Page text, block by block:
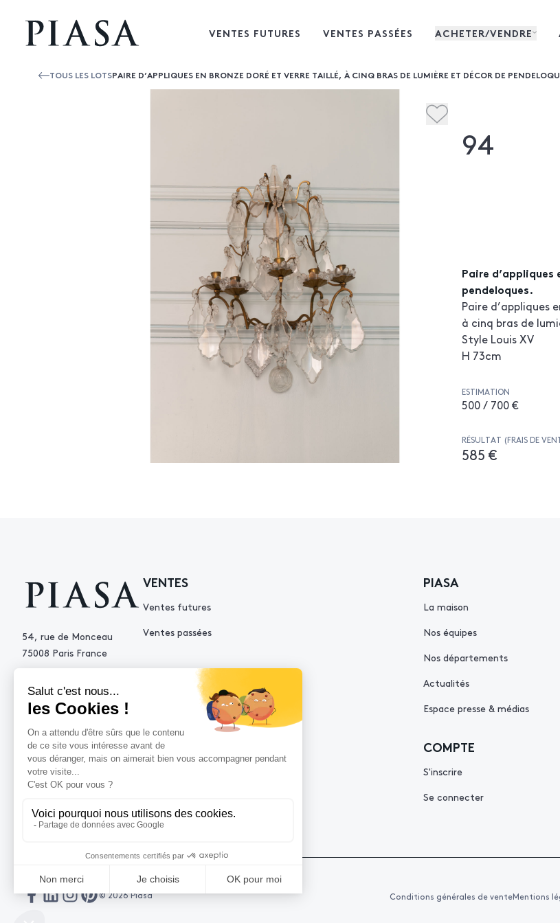
VENTES FUTURES VENTES PASSÉES ACHETER/VENDRE
TOUS LES LOTSPAIRE D’APPLIQUES EN BRONZE DORÉ ET VERRE TAILLÉ, À CINQ BRAS DE LUMIÈRE ET DÉCOR DE
94
Paire
pendeloques.
Paire d’appliques
à cinq bras de
Style Louis XV
H 73cm
ESTIMATION
500 / 700 €
RÉSULTAT (FRAIS DE
585 €
54, rue de Monceau
75008 Paris France
contact@piasa.fr
VENTES
Ventes futures
Ventes passées
PIASA
La maison
Nos équipes
Nos départements
Actualités
Espace presse & médias
AIDE
Demande d’estimation
COMPTE
S'inscrire
Se connecter
© 2026 Piasa Conditions générales de venteMentions